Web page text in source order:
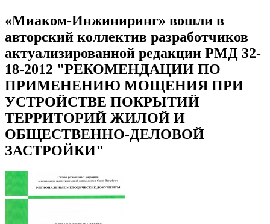
«Миаком-Инжиниринг» вошли в
авторский коллектив разработчиков
актуализированной редакции РМД 32-
18-2012 "РЕКОМЕНДАЦИИ ПО
ПРИМЕНЕНИЮ МОЩЕНИЯ ПРИ
УСТРОЙСТВЕ ПОКРЫТИЙ
ТЕРРИТОРИЙ ЖИЛОЙ И
ОБЩЕСТВЕННО-ДЕЛОВОЙ
ЗАСТРОЙКИ"